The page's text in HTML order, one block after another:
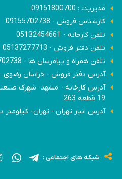
مدیریت : 09151800700
کارشناس فروش - 09155702738
تلفن کارخانه - 05132454661
تلفن دفتر فروش - 05137277713
تلفن همراه و پیامرسان ها - 09155702738
آدرس دفتر فروش - خراسان رضوی،
آدرس کارخانه - مشهد- شهرک
19 قطعه 263
آدرس انبار تهران - تهران-
شبکه های اجتماعی :